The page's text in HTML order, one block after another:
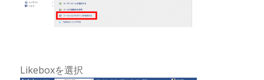
Likeboxを選択